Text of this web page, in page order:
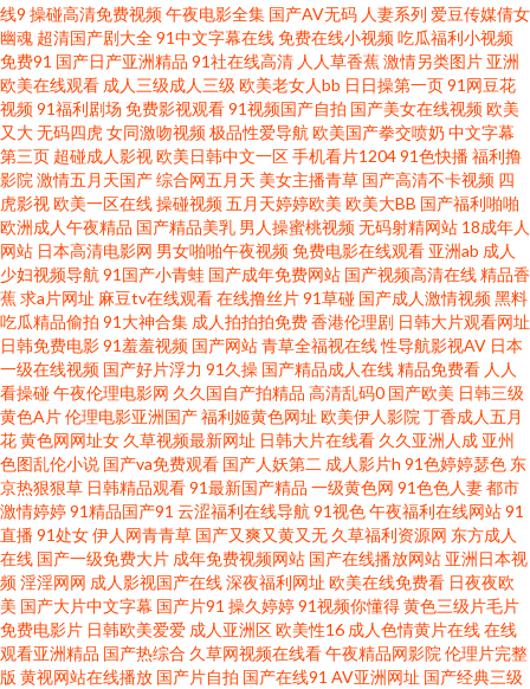
日本不卡不卡不卡 人人变态另类av AV天堂福利 老湿机操 俺去也电影院 亚洲
国产黄色精品 91探花视频 黑料导航福利 草莓视频宝儿 午夜探花17c 五月天
社区在线 日本影院色 亚洲色图字幕 导航色AVVV 91黑丝高跟精品 97资源超
碰在线 AA欧美性爱 91碰在线 女同视频在线观看 日本在钱韩国 高清无码夜夜
爽 a精品小视频 五月天导航 日韩三区 伪娘黑丝自慰 在线看91 欧美丝袜人妖
久久理伦 国产馆绿帽 超碰超碰 18岁成人片 久久国产精品三区 日韩专区好吊
视频 大香蕉伊99 国内AV影院 97国产资源 欧洲TV一区 欧美性爱天天网 欧美
一二区操 91视频网站 午夜色鬼导航 久久丁香五月 欧美大涩逼 韩国美女被插
日本97色色 丝袜足交在线 韩国成a韩国免费 超碰快爱 黄色红杏网站 国区一区
二区视频 超碰天天干 超碰在线97国产 超碰91最新 国产AV产 超碰自拍网站
91在线图片视频 韩曰美野外群P 伊人成人在线网 午夜剧场999 超碰男女 欧州
线9 操碰高清免费视频午夜电影全集 国产AV无码 人妻系列 爱豆传媒倩女
幽魂 超清国产剧大全91中文字幕在线免费在线小视频吃瓜福利小视频
免费91 国产日产亚洲精品 91社在线高清 人人草香蕉激情另类图片 亚洲
欧美在线观看 成人三级成人三级 欧美老女人bb 日日操第一页91网豆花
视频91福利剧场 免费影视观看91视频国产自拍 国产美女在线视频欧美
又大无码四虎女同激吻视频极品性爱导航 欧美国产拳交喷奶 中文字幕
第三页 超碰成人影视欧美日韩中文一区手机看片120491色快播福利撸
影院 激情五月天国产综合网五月天 美女主播青草 国产高清不卡视频 四
虎影视欧美一区在线操碰视频五月天婷婷欧美 欧美大BB 国产福利啪啪
欧洲成人午夜精品 国产精品美乳 男人操蜜桃视频无码射精网站 18成年人
网站 日本高清电影网 男女啪啪午夜视频免费电影在线观看 亚洲ab 成人
少妇视频导航 91国产小青蛙 国产成年免费网站 国产视频高清在线精品香
蕉求a片网址 麻豆tv在线观看在线撸丝片91草碰 国产成人激情视频黑料
吃瓜精品偷拍 91大神合集 成人拍拍拍免费香港伦理剧 日韩大片观看网址
日韩免费电影91羞羞视频 国产网站青草全福视在线性导航影视AV 日本
一级在线视频 国产好片浮力 91久操 国产精品成人在线精品免费看 人人
看操碰午夜伦理电影网 久久国自产拍精品 高清乱码0 国产欧美 日韩三级
黄色A片伦理电影亚洲国产福利姬黄色网址 欧美伊人影院 丁香成人五月
花黄色网网址女 久草视频最新网址 日韩大片在线看 久久亚洲人成 亚州
色图乱伦小说 国产va免费观看 国产人妖第二 成人影片h 91色婷婷瑟色 东
京热狠狠草 日韩精品观看91最新国产精品 一级黄色网 91色色人妻都市
激情婷婷91精品国产91 云涩福利在线导航 91视色午夜福利在线网站91
直播91处女伊人网青青草 国产又爽又黄又无 久草福利资源网 东方成人
在线 国产一级免费大片 成年免费视频网站 国产在线播放网站 亚洲日本视
频淫淫网网 成人影视国产在线深夜福利网址 欧美在线免费看 日夜夜欧
美 国产大片中文字幕 国产片91 操久婷婷91视频你懂得黄色三级片毛片
免费电影片 日韩欧美爱爱 成人亚洲区欧美性16 成人色情黄片在线在线
观看亚洲精品 国产热综合 久草网视频在线看午夜精品网影院 伦理片完整
版 黄视网站在线播放 国产片自拍 国产在线91 AV亚洲网址 国产经典三级